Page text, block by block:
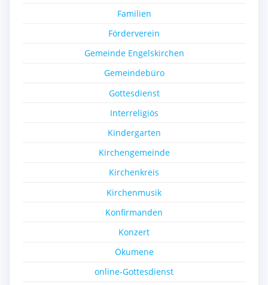
Familien
Förderverein
Gemeinde Engelskirchen
Gemeindebüro
Gottesdienst
Interreligiös
Kindergarten
Kirchengemeinde
Kirchenkreis
Kirchenmusik
Konfirmanden
Konzert
Ökumene
online-Gottesdienst